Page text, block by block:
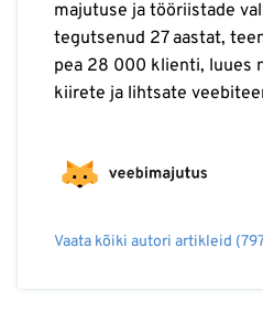
majutuse ja tööriistade
tegutsenud 27 aastat,
pea 28 000 klienti, luues
kiirete ja lihtsate
Vaata kõiki autori artikleid